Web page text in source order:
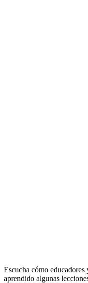
Escucha cómo
aprendido algunas